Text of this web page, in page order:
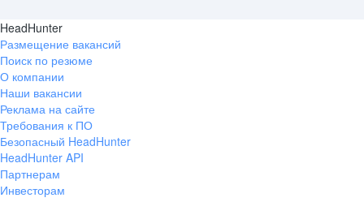
HeadHunter
Размещение вакансий
Поиск по резюме
О компании
Наши вакансии
Реклама на сайте
Требования к ПО
Безопасный HeadHunter
HeadHunter API
Партнерам
Инвесторам